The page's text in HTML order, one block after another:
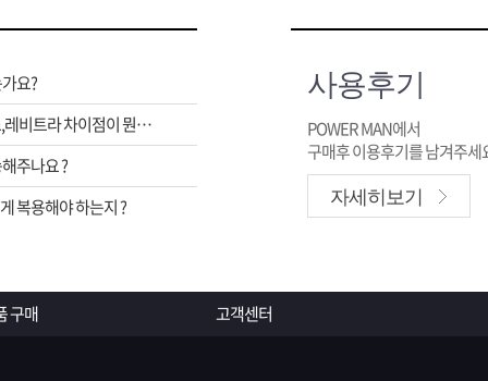
요?
비아그라,시알리스,레비트라 차이점이 뭔가요 ?
주나요 ?
복용해야 하는지 ?
사용후기
POWER MAN에서
구매후 이용후기를 남겨주세
자세히보기
구매 고객센터